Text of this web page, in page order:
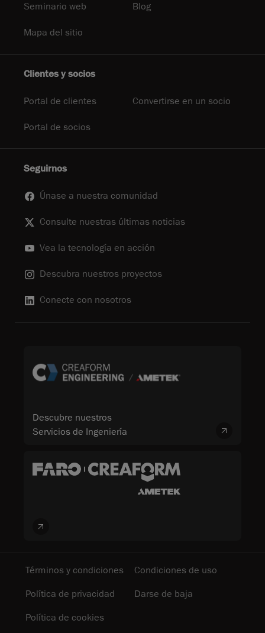
Seminario web Blog
Mapa del sitio
Clientes y socios
Portal de clientes Convertirse en un socio
Portal de socios
Seguirnos
Únase a nuestra comunidad
Consulte nuestras últimas noticias
Vea la tecnología en acción
Descubra nuestros proyectos
Conecte con nosotros
Descubre nuestros
Servicios de Ingeniería
Términos y condiciones
Condiciones de uso
Política de privacidad
Darse de baja
Política de cookies